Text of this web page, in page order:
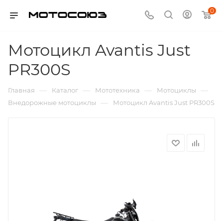
0
Мотоцикл Avantis Just
PR300S
Главная — Каталог — Мототехника — Мотоциклы —
Внедорожные мотоциклы — Мотоцикл Avantis Just PR300S